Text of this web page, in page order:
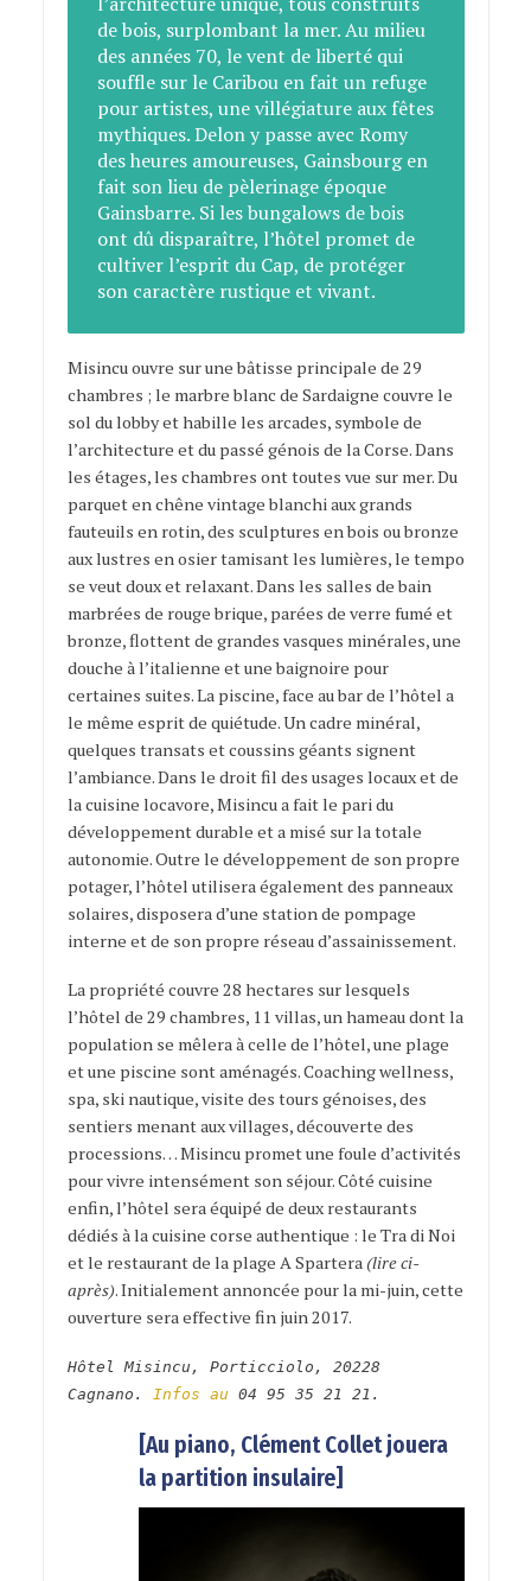
de bois, surplombant la mer. Au milieu
des années 70, le vent de liberté qui
souffle sur le Caribou en fait un refuge
pour artistes, une villégiature aux fêtes
mythiques. Delon y passe avec Romy
des heures amoureuses, Gainsbourg en
fait son lieu de pèlerinage époque
Gainsbarre. Si les bungalows de bois
ont dû disparaître, l’hôtel promet de
cultiver l’esprit du Cap, de protéger
son caractère rustique et vivant.
Misincu ouvre sur une bâtisse principale de 29
chambres ; le marbre blanc de Sardaigne couvre le
sol du lobby et habille les arcades, symbole de
l’architecture et du passé génois de la Corse. Dans
les étages, les chambres ont toutes vue sur mer. Du
parquet en chêne vintage blanchi aux grands
fauteuils en rotin, des sculptures en bois ou bronze
aux lustres en osier tamisant les lumières, le tempo
se veut doux et relaxant. Dans les salles de bain
marbrées de rouge brique, parées de verre fumé et
bronze, flottent de grandes vasques minérales, une
douche à l’italienne et une baignoire pour
certaines suites. La piscine, face au bar de l’hôtel a
le même esprit de quiétude. Un cadre minéral,
quelques transats et coussins géants signent
l’ambiance. Dans le droit fil des usages locaux et de
la cuisine locavore, Misincu a fait le pari du
développement durable et a misé sur la totale
autonomie. Outre le développement de son propre
potager, l’hôtel utilisera également des panneaux
solaires, disposera d’une station de pompage
interne et de son propre réseau d’assainissement.
La propriété couvre 28 hectares sur lesquels
l’hôtel de 29 chambres, 11 villas, un hameau dont la
population se mêlera à celle de l’hôtel, une plage
et une piscine sont aménagés. Coaching wellness,
spa, ski nautique, visite des tours génoises, des
sentiers menant aux villages, découverte des
processions… Misincu promet une foule d’activités
pour vivre intensément son séjour. Côté cuisine
enfin, l’hôtel sera équipé de deux restaurants
dédiés à la cuisine corse authentique : le Tra di Noi
et le restaurant de la plage A Spartera (lire ci-
après). Initialement annoncée pour la mi-juin, cette
ouverture sera effective fin juin 2017.
Hôtel Misincu, Porticciolo, 20228
Cagnano.
Infos au 04 95 35 21 21.
[Au piano, Clément Collet jouera
la partition insulaire]